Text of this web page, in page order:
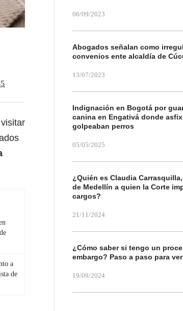
a
de
06/09/2023
Abogados señalan como
convenios ente alcaldía de
13/07/2023
Indignación en Bogotá por
canina en Engativá donde
golpeaban perros
05/05/2025
¿Quién es Claudia
de Medellín a quien la Corte
cargos?
21/11/2024
¿Cómo saber si tengo un
embargo? Paso a paso para
19/09/2024